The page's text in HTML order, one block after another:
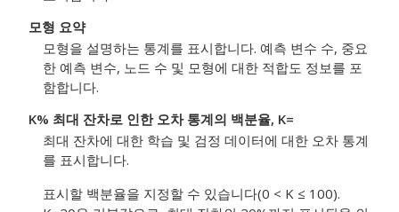
모형 요약
모형을 설명하는 통계를 표시합니다. 예측 변수 수, 중요
한 예측 변수, 노드 수 및 모형에 대한 적합도 정보를 포
함합니다.
K% 최대 잔차로 인한 오차 통계의 백분율, K=
최대 잔차에 대한 학습 및 검정 데이터에 대한 오차 통계
를 표시합니다.
표시할 백분율을 지정할 수 있습니다(0 < K ≤ 100).